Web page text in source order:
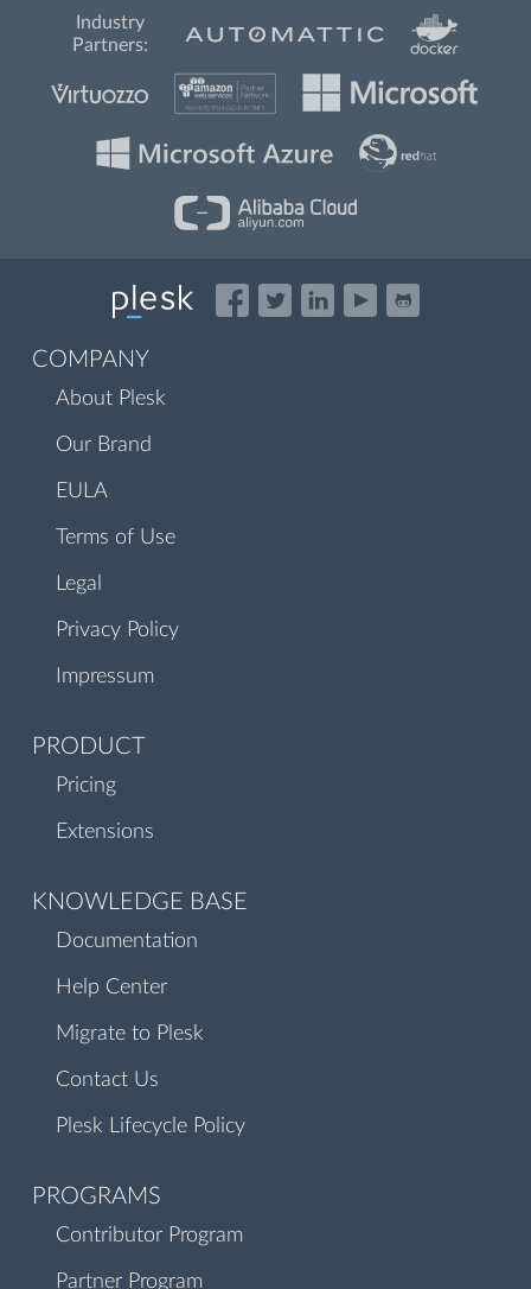
Industry
Partners:
COMPANY
About Plesk
Our Brand
EULA
Terms of Use
Legal
Privacy Policy
Impressum
PRODUCT
Pricing
Extensions
KNOWLEDGE BASE
Documentation
Help Center
Migrate to Plesk
Contact Us
Plesk Lifecycle Policy
PROGRAMS
Contributor Program
Partner Program